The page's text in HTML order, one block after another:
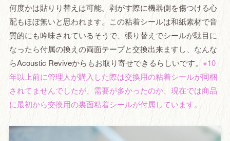
何度かは貼りり替えは可能。剥がす際に機器側を傷つける心
配もほぼ無いと思われます。この粘着シールは和紙素材で音
質的にも吟味されているそうで、張り替えでシールが駄目に
なったら付属の換えの両面テープと交換出来ますし、なんな
らAcoustic Reviveからもお取り寄せできるらしいです。 ※10
年以上前に管理人が購入した際は交換用の粘着シールが同梱
されてませんでしたが、需要が多かったのか、現在では商品
に最初から交換用の裏面粘着シールが付属しています。